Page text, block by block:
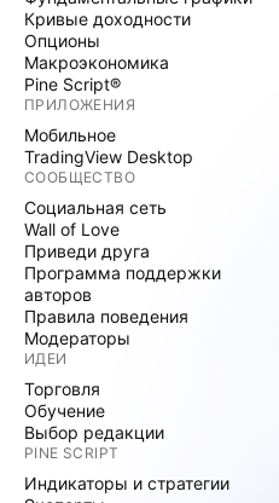
Кривые доходности
Опционы
Макроэкономика
Pine Script®
ПРИЛОЖЕНИЯ
Мобильное
TradingView Desktop
СООБЩЕСТВО
Социальная сеть
Wall of Love
Приведи друга
Программа поддержки
авторов
Правила поведения
Модераторы
ИДЕИ
Торговля
Обучение
Выбор редакции
PINE SCRIPT
Индикаторы и стратегии